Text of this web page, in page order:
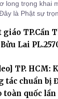
long trọng khai
là Phật sự
tâm đối với
mạch Tăng-g
giáo TP.Cần
Lai
TP. HCM:
tác chuẩn bị
toàn quốc